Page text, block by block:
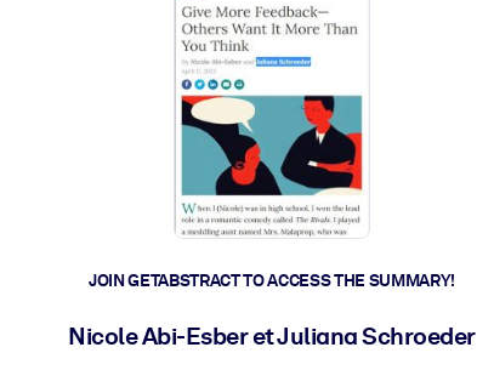
JOIN GETABSTRACT TO ACCESS THE SUMMARY!
Nicole Abi-Esber et Juliana Schroeder